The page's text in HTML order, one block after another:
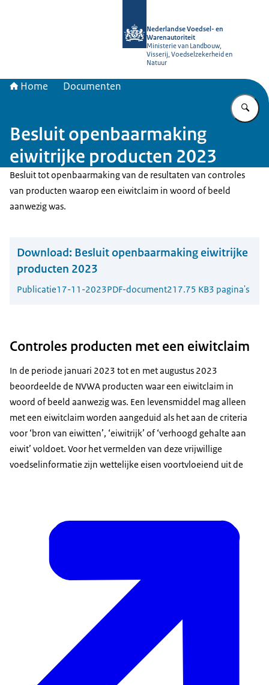
Nederlandse Voedsel- en
Warenautoriteit
Ministerie van Landbouw,
Visserij, Voedselzekerheid en
Natuur
Home Documenten
Besluit openbaarmaking
eiwitrijke producten 2023
Besluit tot openbaarmaking van de resultaten van controles
van producten waarop een eiwitclaim in woord of beeld
aanwezig was.
Download: Besluit openbaarmaking eiwitrijke
producten 2023
Publicatie17-11-2023PDF-document217.75 KB3 pagina's
Controles producten met een eiwitclaim
In de periode januari 2023 tot en met augustus 2023
beoordeelde de NVWA producten waar een eiwitclaim in
woord of beeld aanwezig was. Een levensmiddel mag alleen
met een eiwitclaim worden aangeduid als het aan de criteria
voor ‘bron van eiwitten’, ‘eiwitrijk’ of ‘verhoogd gehalte aan
eiwit’ voldoet. Voor het vermelden van deze vrijwillige
voedselinformatie zijn wettelijke eisen voortvloeiend uit de